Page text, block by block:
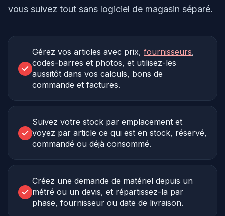
vous suivez tout sans logiciel de magasin séparé.
Gérez vos articles avec prix, fournisseurs,
codes-barres et photos, et utilisez-les
aussitôt dans vos calculs, bons de
commande et factures.
Suivez votre stock par emplacement et
voyez par article ce qui est en stock, réservé,
commandé ou déjà consommé.
Créez une demande de matériel depuis un
métré ou un devis, et répartissez-la par
phase, fournisseur ou date de livraison.